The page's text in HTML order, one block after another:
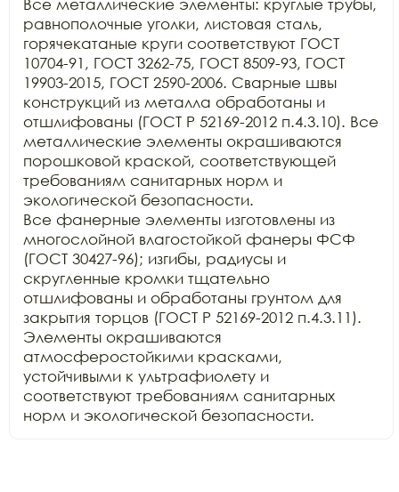
Все металлические элементы: круглые трубы,
равнополочные уголки, листовая сталь,
горячекатаные круги соответствуют ГОСТ
10704-91, ГОСТ 3262-75, ГОСТ 8509-93, ГОСТ
19903-2015, ГОСТ 2590-2006. Сварные швы
конструкций из металла обработаны и
отшлифованы (ГОСТ Р 52169-2012 п.4.3.10). Все
металлические элементы окрашиваются
порошковой краской, соответствующей
требованиям санитарных норм и
экологической безопасности.
Все фанерные элементы изготовлены из
многослойной влагостойкой фанеры ФСФ
(ГОСТ 30427-96); изгибы, радиусы и
скругленные кромки тщательно
отшлифованы и обработаны грунтом для
закрытия торцов (ГОСТ Р 52169-2012 п.4.3.11).
Элементы окрашиваются
атмосферостойкими красками,
устойчивыми к ультрафиолету и
соответствуют требованиям санитарных